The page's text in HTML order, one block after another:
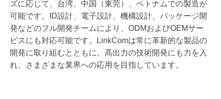
ズに応じて、台湾、中国（東莞）、ベトナムでの製造が
可能です。ID設計、電子設計、機構設計、パッケージ開
発などのフル開発チームにより、ODMおよびOEMサー
ビスにも対応可能です。LinkComは常に革新的な製品の
開発に取り組むとともに、高出力の技術開発にも力を入
れ、さまざまな業界への応用を目指しています。